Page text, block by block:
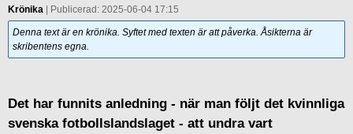
Krönika | Publicerad: 2025-06-04 17:15
Denna text är en krönika. Syftet med texten är att påverka. Åsikterna är
skribentens egna.
Det har funnits anledning - när man följt det kvinnliga
svenska fotbollslandslaget - att undra vart